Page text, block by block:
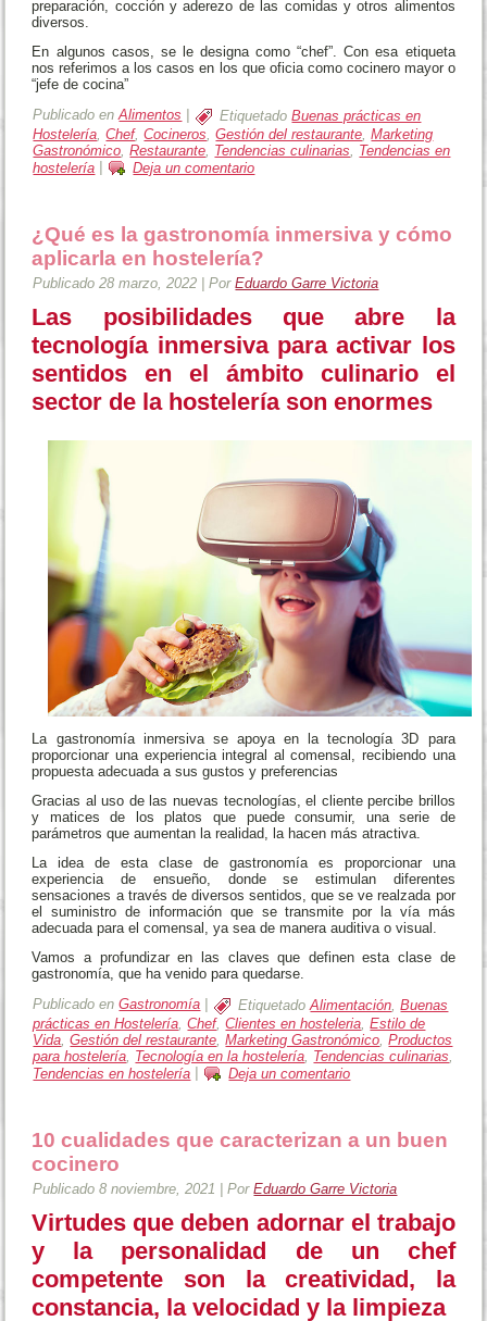
preparación, cocción y aderezo de las comidas y otros alimentos
diversos.
En algunos casos, se le designa como “chef”. Con esa etiqueta
nos referimos a los casos en los que oficia como cocinero mayor o
“jefe de cocina”
Publicado en Alimentos Etiquetado Buenas prácticas en
Hostelería,Chef,Cocineros,Gestión del restaurante,Marketing
Gastronómico,Restaurante, Tendencias culinarias, Tendencias en
hostelería
Deja un comentario
¿Qué es la gastronomía inmersiva y cómo
aplicarla en hostelería?
Publicado 28 marzo, 2022 |Por Eduardo Garre Victoria
Las posibilidades que abre la
tecnología inmersiva para activar los
sentidos en el ámbito culinario el
sector de la hostelería son enormes
La gastronomía inmersiva se apoya en la tecnología 3D para
proporcionar una experiencia integral al comensal, recibiendo una
propuesta adecuada a sus gustos y preferencias
Gracias al uso de las nuevas tecnologías, el cliente percibe brillos
y matices de los platos que puede consumir, una serie de
parámetros que aumentan la realidad, la hacen más atractiva.
La idea de esta clase de gastronomía es proporcionar una
experiencia de ensueño, donde se estimulan diferentes
sensaciones a través de diversos sentidos, que se ve realzada por
el suministro de información que se transmite por la vía más
adecuada para el comensal, ya sea de manera auditiva o visual.
Vamos a profundizar en las claves que definen esta clase de
gastronomía, que ha venido para quedarse.
Publicado en Gastronomía Etiquetado Alimentación ,Buenas
prácticas en Hostelería,Chef,Clientes en hosteleria,Estilo de
Vida,Gestión del restaurante,Marketing Gastronómico,Productos
para hostelería, Tecnología en la hostelería, Tendencias culinarias,
Tendencias en hostelería
Deja un comentario
10 cualidades que caracterizan a un buen
cocinero
Publicado 8 noviembre, 2021 |Por Eduardo Garre Victoria
Virtudes que deben adornar el trabajo
y la personalidad de un chef
competente son la creatividad, la
constancia, la velocidad y la limpieza